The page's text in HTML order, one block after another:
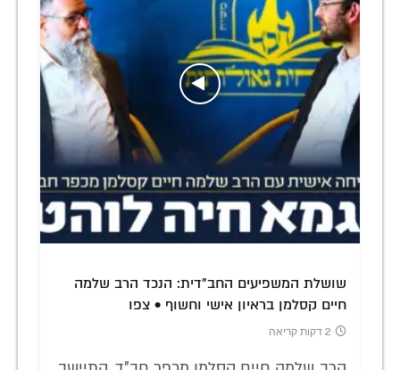
שושלת המשפיעים החב"דית: הנכד הרב שלמה
חיים קסלמן בראיון אישי וחשוף • צפו
2 דקות קריאה